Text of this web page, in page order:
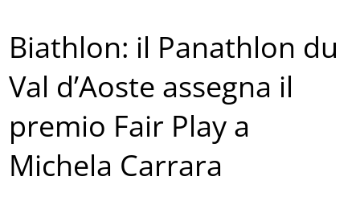
Biathlon: il Panathlon du
Val d’Aoste assegna il
premio Fair Play a
Michela Carrara